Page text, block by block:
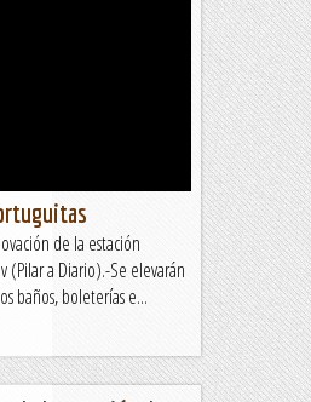
de la estación
(Pilar a Diario).-Se elevarán
baños, boleterías e...